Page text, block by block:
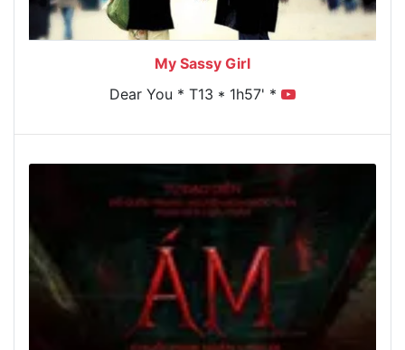
My Sassy Girl
Dear You * T13 * 1h57' *